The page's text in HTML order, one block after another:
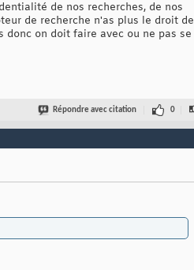
de nos recherches, de nos
de recherche n'as plus le droit de
on doit faire avec ou ne pas se
Répondre avec citation 0